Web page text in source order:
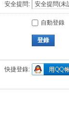
安全提問:
自動登錄
登錄
快捷登錄: